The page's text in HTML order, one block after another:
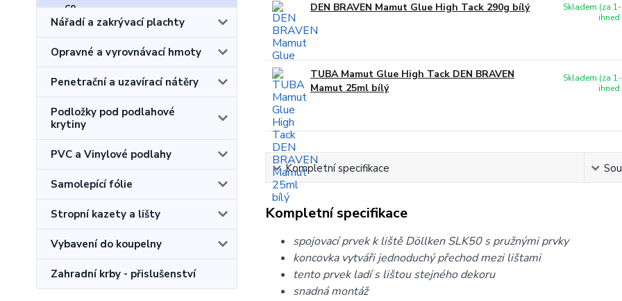
Nářadí a zakrývací plachty
Opravné a vyrovnávací hmoty
Penetrační a uzavírací nátěry
Podložky pod podlahové
krytiny
PVC a Vinylové podlahy
Samolepící fólie
Stropní kazety a lišty
Vybavení do koupelny
Zahradní krby - přislušenství
DEN BRAVEN Mamut Glue High Tack 290g bílý
Skladem (za
TUBA Mamut Glue High Tack DEN BRAVEN
Mamut 25ml bílý
Skladem (za
Kompletní specifikace
Kompletní specifikace
spojovací prvek k liště Döllken SLK50 s pružnými prvky
koncovka vytváři jednoduchý přechod mezi lištami
tento prvek ladí s lištou stejného dekoru
snadná montáž